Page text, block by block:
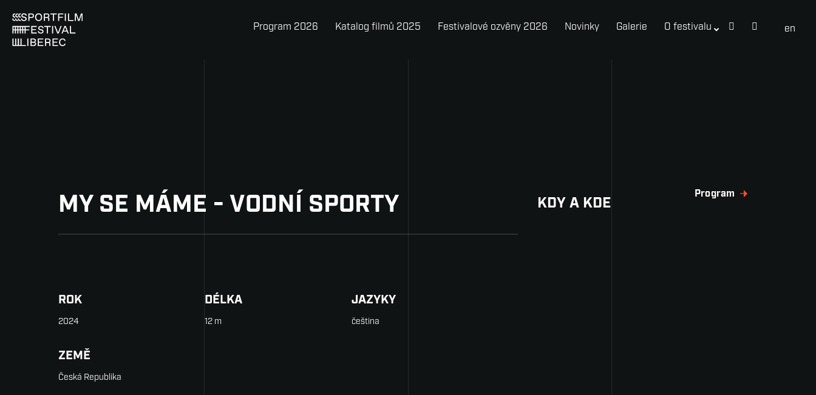
Program 2026 Katalog filmů 2025 Festivalové ozvěny 2026 Novinky Galerie O festivalu cs
en
MY SE MÁME - VODNÍ SPORTY KDY A KDE
Program
ROK
2024
DÉLKA
12 m
JAZYKY
čeština
ZEMĚ
Česká Republika